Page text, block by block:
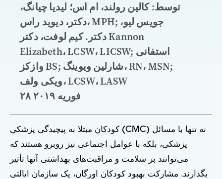
توسط: کالین رولند، ام اس؛ لیدیا چیانگ،
دکتر، دیوید راس، MPH; جویس لیو،
دکتر. کیم لوفت، دکتر Kannon
Elizabeth، LCSW، LICSW; استفانی
وازکز BS; شارلین ویوینگ، RN، MSN;
ویکی ولف، LCSW، LASW
۲۸ فوریه ۲۰۱۹
کودکان مبتلا به پیچیدگی پزشکی (CMC) نه تنها با مسائل
پزشکی، بلکه با عوامل اجتماعی نیز روبرو هستند که
می‌توانند بر سلامت و مراقبت‌های بهداشتی آنها تأثیر
بگذارند. مشارکت بهبود کودکان اورگان، یک سازمان ایالتی